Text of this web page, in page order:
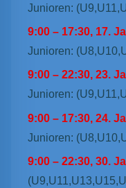
Junioren:
9:00 – 17:30, 17.
Junioren:
9:00 – 22:30, 23.
Junioren:
9:00 – 17:30, 24.
Junioren:
9:00 – 22:30, 30.